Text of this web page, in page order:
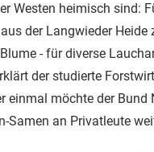
Westen heimisch sind:
der Langwieder Heide
- für diverse
der studierte
einmal möchte der Bund
Samen an Privatleute